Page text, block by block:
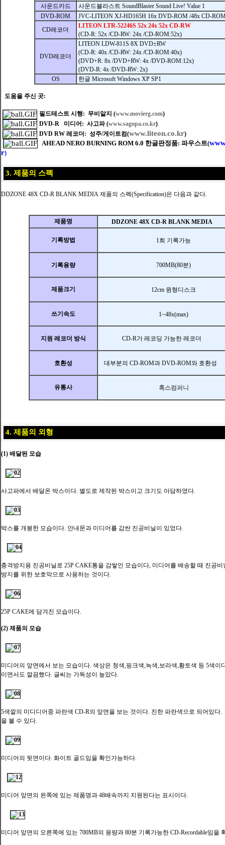
사운드카드
사운드블라스트 SoundBlaster Sound Live! Value 1
DVD-ROM
JVC-LITEON XJ-HD165H 16x DVD-ROM /48x CD-
CD레코더
LITEON LTR-52246S 52x 24x 52x CD-RW
(CD-R: 52x /CD-RW: 24x /CD-ROM:52x)
DVD레코더
LITEON LDW-811S 8X DVD±RW
(CD-R: 40x /CD-RW: 24x /CD-ROM:40x)
(DVD+R: 8x /DVD+RW: 4x /DVD-ROM:12x)
(DVD-R: 4x /DVD-RW: 2x)
OS
한글 Microsoft Windows XP SP1
도움을 주신 곳:
필드테스트 시행: 무비알지 (www.movierg.com)
DVD-R 미디어: 사고파 (www.sagopa.co.kr)
DVD RW 레코더: 성주/게이트컴(www.liteon.co.kr)
AHEAD NERO BURNING ROM 6.0 한글판정품: 파우스트(
r)
3. 제품의 스펙
DDZONE 48X CD-R BLANK MEDIA 제 품의 스펙(Specification)은 다음과 같다.
제품명 DDZONE 48X CD-R BLANK MEDIA
기록방법 1회 기록가능
기록용량 700MB(80분)
제품크기 12cm 원형디스크
쓰기속도 1~48x(max)
지원 레코더 방식 CD-R가 레코딩 가능한 레코더
호환성 대부분의 CD-ROM과 DVD-ROM와 호환성
유통사 훅스컴퍼니
4. 제품의 외형
(1) 배달된 모습
사고파에서 배달온 박스이다. 별도로 제작된 박스이고 크기도 아담하였다.
박스를 개봉한 모습이다. 안내문과 미디어를 감싼 진공비닐이 있었다.
충격방지용 진공비닐로 25P CAKE통을 감쌓인 모습이다, 미디어를 배송할 때 진공
방지를 위한 보호막으로 사용하는 것이다.
25P CAKE에 담겨진 모습이다.
(2) 제품의 모습
미디어의 앞면에서 보는 모습이다. 색상은 청색,핑크색,녹색,보라색,황토색 등 5색이
이면서도 깔끔했다. 글씨는 가독성이 높았다.
5색깔의 미디디어중 파란색 CD-R의 앞면을 보는 것이다. 진한 파란색으로 되어있다
을 볼 수 있다.
미디어의 뒷면이다. 화이트 골드임을 확인가능하다.
미디어 앞면의 왼쪽에 있는 제품명과 48배속까지 지원된다는 표시이다.
미디어 앞면의 오른쪽에 있는 700MB의 용량과 80분 기록가능한 CD-Recordable임을